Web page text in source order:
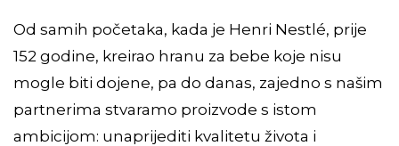
Od samih početaka, kada je Henri Nestlé, prije
152 godine, kreirao hranu za bebe koje nisu
mogle biti dojene, pa do danas, zajedno s našim
partnerima stvaramo proizvode s istom
ambicijom: unaprijediti kvalitetu života i